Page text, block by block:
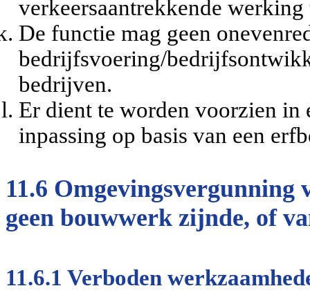
verkeersaantrekkende
De functie mag geen
bedrijfsvoering/
bedrijven.
Er dient te worden voorzien
inpassing op basis van een
11.6 Omgevingsvergunning
geen bouwwerk zijnde, of
11.6.1 Verboden